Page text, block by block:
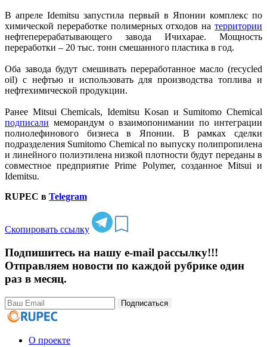
В апреле Idemitsu запустила первый в Японии комплекс по
химической переработке полимерных отходов на территории
нефтеперерабатывающего завода Ичихарае. Мощность
переработки – 20 тыс. тонн смешанного пластика в год.
Оба завода будут смешивать переработанное масло (recycled
oil) с нефтью и использовать для производства топлива и
нефтехимической продукции.
Ранее Mitsui Chemicals, Idemitsu Kosan и Sumitomo Chemical
подписали меморандум о взаимопонимании по интеграции
полиолефинового бизнеса в Японии. В рамках сделки
подразделения Sumitomo Chemical по выпуску полипропилена
и линейного полиэтилена низкой плотности будут переданы в
совместное предприятие Prime Polymer, созданное Mitsui и
Idemitsu.
RUPEC в Telegram
Скопировать ссылку
Подпишитесь на нашу e-mail рассылку!!!
Отправляем новости по каждой рубрике один
раз в месяц.
Подписаться
О проекте